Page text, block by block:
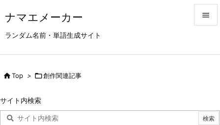
ナマエメーカー
ランダム名前・単語生成サイト


次へ
Top > 創作関連記事
サイト内検索